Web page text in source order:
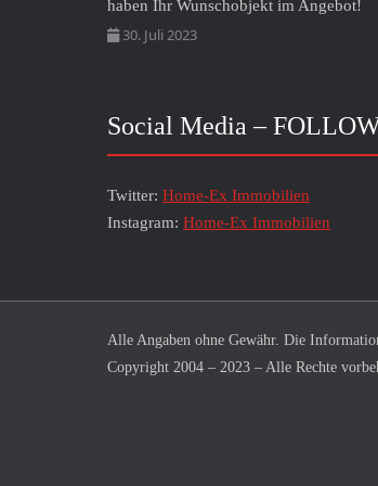
haben Ihr Wunschobjekt im Angebot!
30. Juli 2023
Social Media –
Twitter: Home-Ex Immobilien
Instagram: Home-Ex Immobilien
Alle Angaben ohne Gewähr. Die
Copyright 2004 – 2023 – Alle Rechte